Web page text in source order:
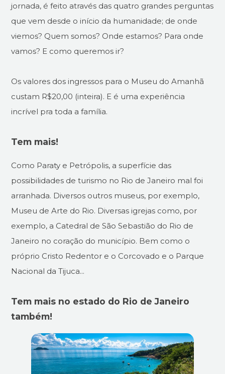
jornada, é feito através das quatro grandes perguntas
que vem desde o início da humanidade; de onde
viemos? Quem somos? Onde estamos? Para onde
vamos? E como queremos ir?
Os valores dos ingressos para o Museu do Amanhã
custam R$20,00 (inteira). E é uma experiência
incrível pra toda a família.
Tem mais!
Como Paraty e Petrópolis, a superfície das
possibilidades de turismo no Rio de Janeiro mal foi
arranhada. Diversos outros museus, por exemplo,
Museu de Arte do Rio. Diversas igrejas como, por
exemplo, a Catedral de São Sebastião do Rio de
Janeiro no coração do município. Bem como o
próprio Cristo Redentor e o Corcovado e o Parque
Nacional da Tijuca...
Tem mais no estado do Rio de Janeiro
também!